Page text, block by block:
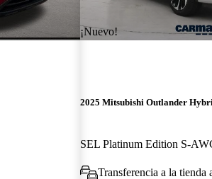
¡Nuevo!
2025 Mitsubishi Outlander
SEL Platinum Edition S-
Transferencia a la tienda